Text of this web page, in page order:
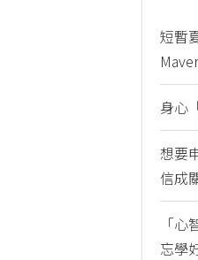
短暫
身心
想要
信成
「
忘學